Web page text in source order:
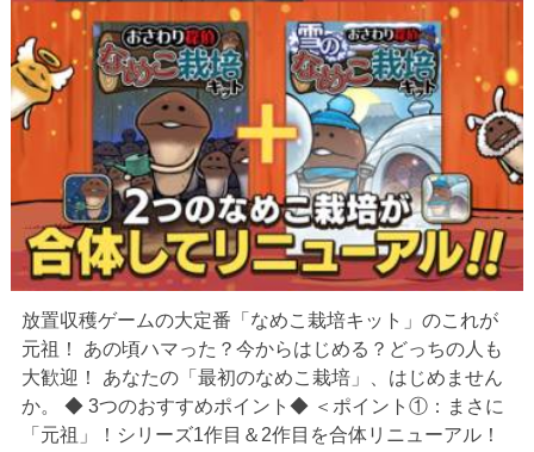
放置収穫ゲームの大定番「なめこ栽培キット」のこれが
元祖！ あの頃ハマった？今からはじめる？どっちの人も
大歓迎！ あなたの「最初のなめこ栽培」、はじめません
か。 ◆ 3つのおすすめポイント◆ ＜ポイント①：まさに
「元祖」！シリーズ1作目＆2作目を合体リニューアル！